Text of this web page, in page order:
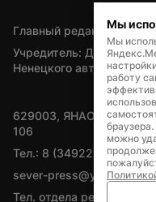
Главный редактор —
Учредитель:
Ненецкого автономного
629003, ЯНАО,
106
Тел.: 8 (34922) 71262
sever-press@yamal-
Тел. отдела рекламы: 8
Мы
Мы
работу
можно